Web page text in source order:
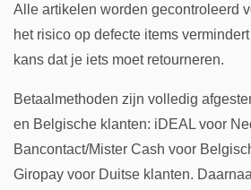
Alle artikelen worden gecontroleerd
het risico op defecte items
kans dat je iets moet retourneren.
Betaalmethoden zijn volledig
en Belgische klanten: iDEAL voor
Bancontact/Mister Cash voor
Giropay voor Duitse klanten.